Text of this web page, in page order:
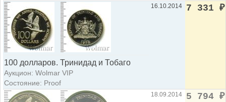
100 долларов. Тринидад и Тобаго
Аукцион: Wolmar VIP
Состояние: Proof
16.10.2014 7 331 ₽
18.09.2014 5 794 ₽